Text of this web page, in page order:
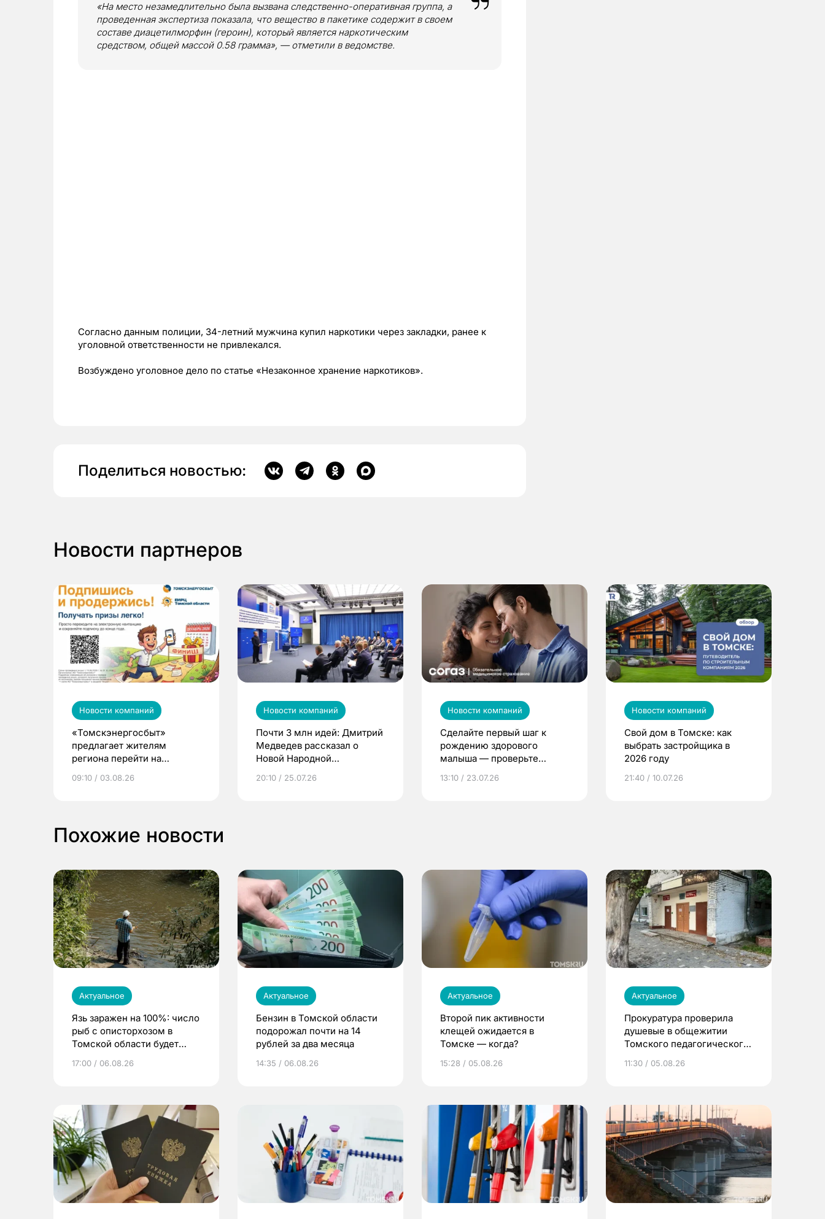
«На место незамедлительно была вызвана следственно-оперативная группа, а
проведенная экспертиза показала, что вещество в пакетике содержит в своем
составе диацетилморфин (героин), который является наркотическим
средством, общей массой 0.58 грамма», — отметили в ведомстве.
Согласно данным полиции, 34-летний мужчина купил наркотики через закладки, ранее к
уголовной ответственности не привлекался.
Возбуждено уголовное дело по статье «Незаконное хранение наркотиков».
Поделиться новостью:
Новости партнеров
Новости компаний
«Томскэнергосбыт»
предлагает жителям
региона перейти на
выиграть призы
09:10 / 03.08.26
Новости компаний
Почти 3 млн идей: Дмитрий
Медведев рассказал о
Новой Народной
20:10 / 25.07.26
Новости компаний
Сделайте первый шаг к
рождению здорового
малыша — проверьте
по ОМС!
13:10 / 23.07.26
Новости компаний
Свой дом в Томске: как
выбрать застройщика в
2026 году
21:40 / 10.07.26
Похожие новости
Актуальное
Язь заражен на 100%: число
рыб с описторхозом в
Томской области будет
17:00 / 06.08.26
Актуальное
Бензин в Томской области
подорожал почти на 14
рублей за два месяца
14:35 / 06.08.26
Актуальное
Второй пик активности
клещей ожидается в
Томске — когда?
15:28 / 05.08.26
Актуальное
Прокуратура проверила
душевые в общежитии
Томского педагогического
11:30 / 05.08.26